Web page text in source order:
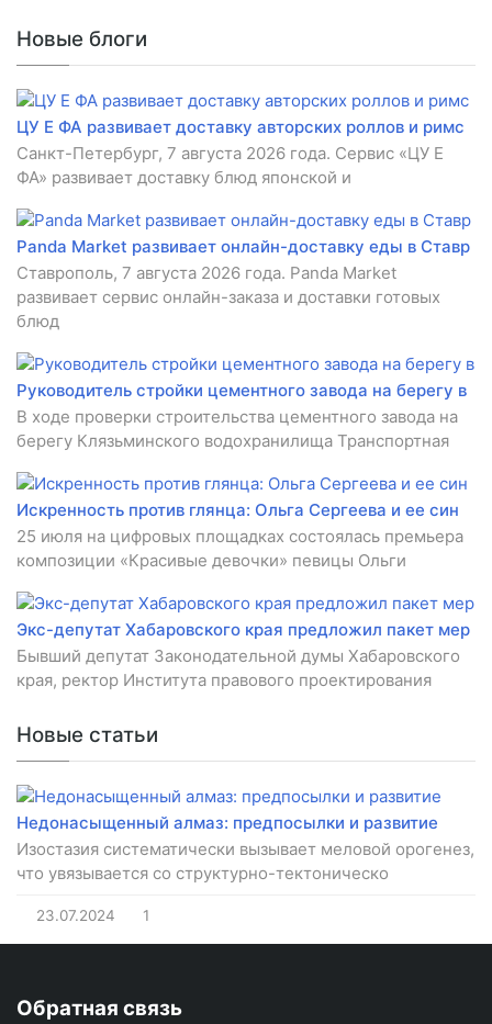
Новые блоги
ЦУ Е ФА развивает доставку авторских роллов и римс
Санкт-Петербург, 7 августа 2026 года. Сервис «ЦУ Е
ФА» развивает доставку блюд японской и
Panda Market развивает онлайн-доставку еды в Ставр
Ставрополь, 7 августа 2026 года. Panda Market
развивает сервис онлайн-заказа и доставки готовых
блюд
Руководитель стройки цементного завода на берегу в
В ходе проверки строительства цементного завода на
берегу Клязьминского водохранилища Транспортная
Искренность против глянца: Ольга Сергеева и ее син
25 июля на цифровых площадках состоялась премьера
композиции «Красивые девочки» певицы Ольги
Экс-депутат Хабаровского края предложил пакет мер
Бывший депутат Законодательной думы Хабаровского
края, ректор Института правового проектирования
Новые статьи
Недонасыщенный алмаз: предпосылки и развитие
Изостазия систематически вызывает меловой орогенез,
что увязывается со структурно-тектоническо
23.07.2024 1
Обратная связь